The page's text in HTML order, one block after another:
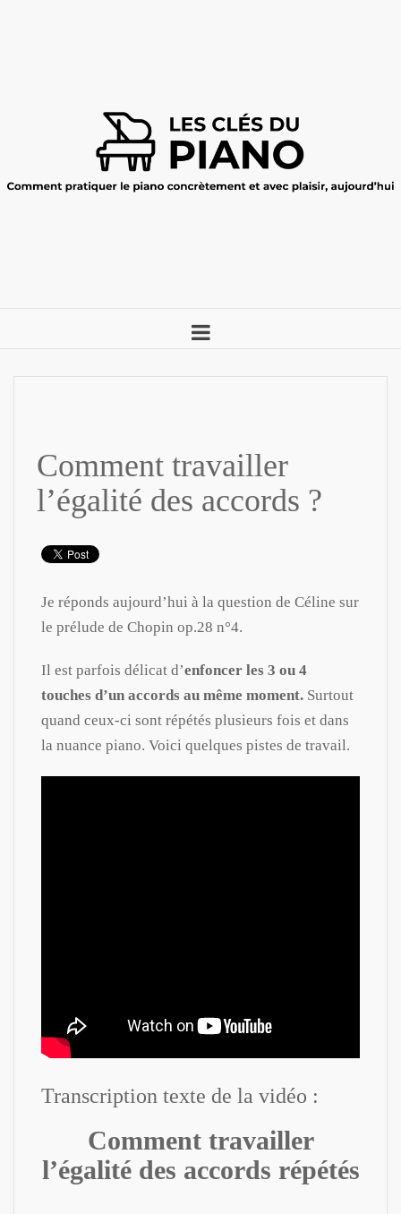
Comment travailler
l’égalité des accords ?
Je réponds aujourd’hui à la question de Céline sur
le prélude de Chopin op.28 n°4.
Il est parfois délicat d’enfoncer les 3 ou 4
touches d’un accords au même moment. Surtout
quand ceux-ci sont répétés plusieurs fois et dans
la nuance piano. Voici quelques pistes de travail.
Transcription texte de la vidéo :
Comment travailler
l’égalité des accords répétés